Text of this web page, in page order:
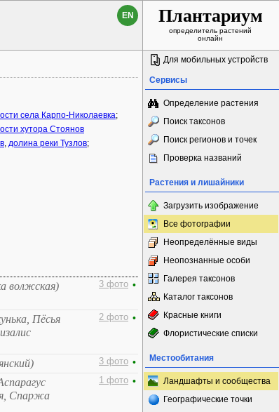
EN Плантариум
определитель растений
онлайн
села Карпо-Николаевка;
хутора Стоянов
, долина реки Тузлов;
волжская) 3 фото •
Пёсья
2 фото •
3 фото •
Спаржа
1 фото •
Для мобильных устройств
Сервисы
Определение растения
Поиск таксонов
Поиск регионов и точек
Проверка названий
Растения и лишайники
Загрузить изображение
Все фотографии
Неопределённые виды
Неопознанные особи
Галерея таксонов
Каталог таксонов
Красные книги
Флористические списки
Местообитания
Ландшафты и сообщества
Географические точки